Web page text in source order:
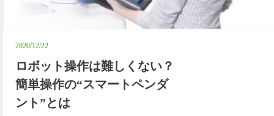
2020/12/22
ロボット操作は難しくない？
簡単操作の“スマートペンダ
ント”とは